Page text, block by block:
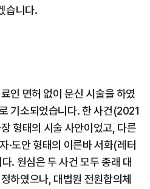
습니다.
인 면허 없이 문신 시술을 하였
기소되었습니다. 한 사건(2021
형태의 시술 사안이었고, 다른
도안 형태의 이른바 서화(레터
. 원심은 두 사건 모두 종래 대
하였으나, 대법원 전원합의체